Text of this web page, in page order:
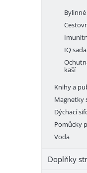
IQ sada
kaší
Knihy a
Magnetky
Dýchací
Pomůcky
Voda
Doplňky